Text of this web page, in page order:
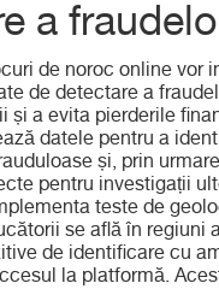
a
de noroc online vor
de detectare a
și a evita pierderile
datele pentru a
și, prin
pentru investigații
teste de
se află în regiuni
de identificare cu
la platformă.